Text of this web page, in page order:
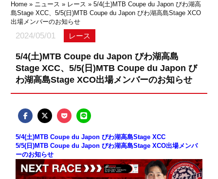
Home » ニュース » レース » 5/4(土)MTB Coupe du Japon びわ湖高
島Stage XCC、5/5(日)MTB Coupe du Japon びわ湖高島Stage XCO
出場メンバーのお知らせ
2024/05/01 レース
5/4(土)MTB Coupe du Japon びわ湖高島
Stage XCC、5/5(日)MTB Coupe du Japon び
わ湖高島Stage XCO出場メンバーのお知らせ
5/4(土)MTB Coupe du Japon びわ湖高島Stage XCC
5/5(日)MTB Coupe du Japon びわ湖高島Stage XCO出場メンバ
ーのお知らせ